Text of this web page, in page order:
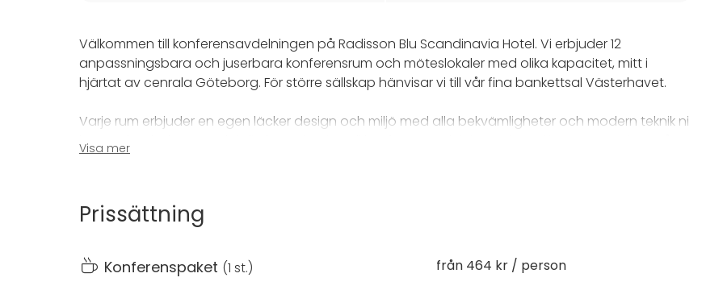
Välkommen till konferensavdelningen på Radisson Blu Scandinavia Hotel. Vi erbjuder 12
anpassningsbara och juserbara konferensrum och möteslokaler med olika kapacitet, mitt i
hjärtat av cenrala Göteborg. För större sällskap hänvisar vi till vår fina bankettsal Västerhavet.
Varje rum erbjuder en egen läcker design och miljö med alla bekvämligheter och modern teknik ni
kan tänkas behöva. Och i direkt anslutning till konferensavdelningen kan ni i pauserna njuta på
vår stora, fina inomhusterass med fantastisk takhöjd och härligt ljus.
Visa mer
Prissättning
Konferenspaket (1 st.)
från 464 kr / person